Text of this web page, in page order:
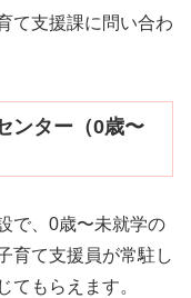
て支援課に問い合わ
ンター（0歳〜
で、0歳〜未就学の
育て支援員が常駐し
てもらえます。